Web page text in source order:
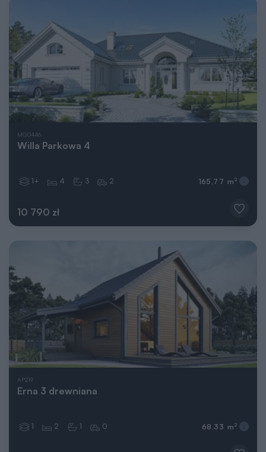
MG0446
Willa Parkowa 4
10 790 zł
1+ 4 3 2 165,77 m 2
AP219
Erna 3 drewniana
1 2 1 0 68,33 m 2